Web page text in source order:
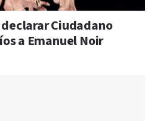
Ciudadano
a Emanuel Noir